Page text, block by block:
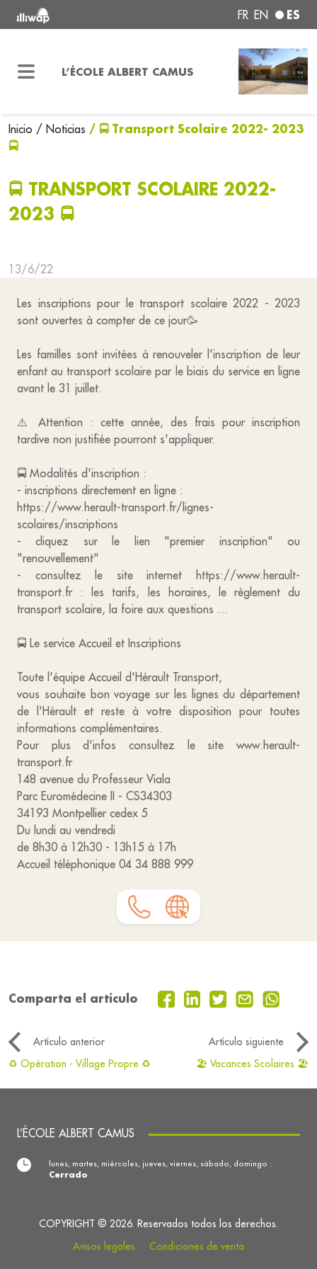
FR EN ES
L’ÉCOLE ALBERT CAMUS
Inicio / Noticias / 🚍 Transport Scolaire 2022- 2023
🚍
🚍 TRANSPORT SCOLAIRE 2022-
2023 🚍
13/6/22
Les inscriptions pour le transport scolaire 2022 - 2023
sont ouvertes à compter de ce jour🥳
Les familles sont invitées à renouveler l'inscription de leur
enfant au transport scolaire par le biais du service en ligne
avant le 31 juillet.
⚠️ Attention : cette année, des frais pour inscription
tardive non justifiée pourront s'appliquer.
🚍 Modalités d'inscription :
- inscriptions directement en ligne :
https://www.herault-transport.fr/lignes-
scolaires/inscriptions
- cliquez sur le lien "premier inscription" ou
"renouvellement"
- consultez le site internet https://www.herault-
transport.fr : les tarifs, les horaires, le règlement du
transport scolaire, la foire aux questions ...
🚍 Le service Accueil et Inscriptions
Toute l'équipe Accueil d'Hérault Transport,
vous souhaite bon voyage sur les lignes du département
de l'Hérault et reste à votre disposition pour toutes
informations complémentaires.
Pour plus d'infos consultez le site www.herault-
transport.fr
148 avenue du Professeur Viala
Parc Euromédecine II - CS34303
34193 Montpellier cedex 5
Du lundi au vendredi
de 8h30 à 12h30 - 13h15 à 17h
Accueil téléphonique 04 34 888 999
Comparta el artículo
Artículo anterior
Artículo siguiente
♻️ Opération - Village Propre ♻️
🏖 Vacances Scolaires 🏖
L’ÉCOLE ALBERT CAMUS
lunes, martes, miércoles, jueves, viernes, sábado, domingo :
Cerrado
COPYRIGHT © 2026. Reservados todos los derechos.
Avisos legales
Condiciones de venta